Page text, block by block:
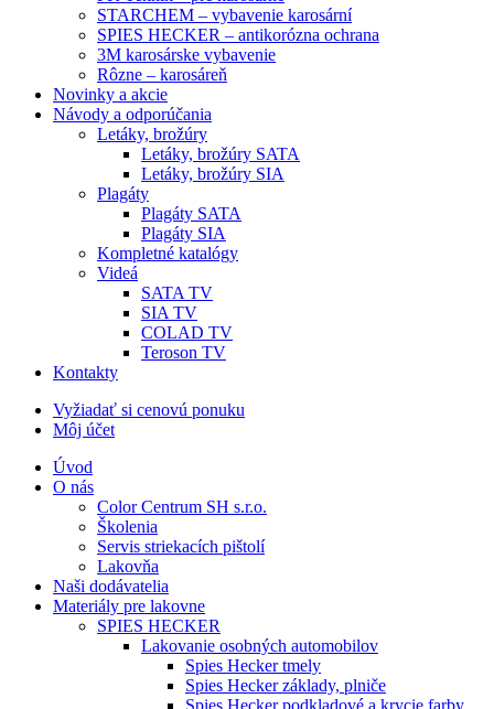
STARCHEM – vybavenie karosární
SPIES HECKER – antikorózna ochrana
3M karosárske vybavenie
Rôzne – karosáreň
Novinky a akcie
Návody a odporúčania
Letáky, brožúry
Letáky, brožúry SATA
Letáky, brožúry SIA
Plagáty
Plagáty SATA
Plagáty SIA
Kompletné katalógy
Videá
SATA TV
SIA TV
COLAD TV
Teroson TV
Kontakty
Vyžiadať si cenovú ponuku
Môj účet
Úvod
O nás
Color Centrum SH s.r.o.
Školenia
Servis striekacích pištolí
Lakovňa
Naši dodávatelia
Materiály pre lakovne
SPIES HECKER
Lakovanie osobných automobilov
Spies Hecker tmely
Spies Hecker základy, plniče
Spies Hecker podkladové a krycie farby